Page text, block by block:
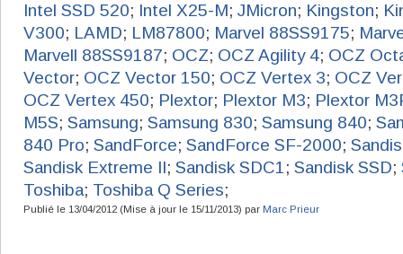
Intel SSD 520; Intel X25-M; JMicron; Kingston;
V300; LAMD; LM87800; Marvel 88SS9175;
Marvell 88SS9187; OCZ; OCZ Agility 4; OCZ
Vector; OCZ Vector 150; OCZ Vertex 3; OCZ
OCZ Vertex 450; Plextor; Plextor M3; Plextor
M5S; Samsung; Samsung 830; Samsung 840;
840 Pro; SandForce; SandForce SF-2000;
Sandisk Extreme II; Sandisk SDC1; Sandisk SSD;
Toshiba; Toshiba Q Series;
Publié le 13/04/2012 (Mise à jour le 15/11/2013) par Marc Prieur